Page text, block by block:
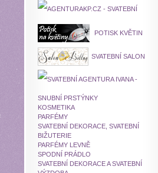
ATELIER
SVATEBNÍ AGENTURA K&P
POTISK KVĚTIN
SVATEBNÍ SALON
BITTNY - CHOMUTOV
SVATEBNÍ AGENTURA IVANA - HODONÍN
SNUBNÍ PRSTÝNKY
KOSMETIKA
PARFÉMY
SVATEBNÍ DEKORACE, SVATEBNÍ
BIŽUTERIE
PARFÉMY LEVNĚ
SPODNÍ PRÁDLO
SVATEBNÍ DEKORACE A SVATEBNÍ